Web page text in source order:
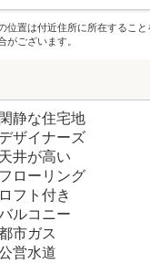
位置は付近住所に所在するこ
がございます。
閑静な住宅地
デザイナーズ
天井が高い
フローリング
ロフト付き
ルコニー
市ガス
営水道